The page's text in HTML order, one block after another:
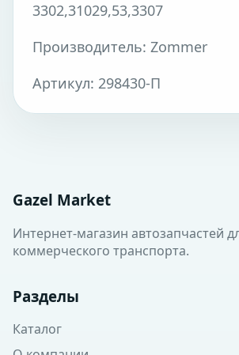
3302,31029,53,3307
Производитель: Zommer
Артикул: 298430-П
Gazel Market
Интернет-магазин автозапчастей
коммерческого транспорта.
Разделы
Каталог